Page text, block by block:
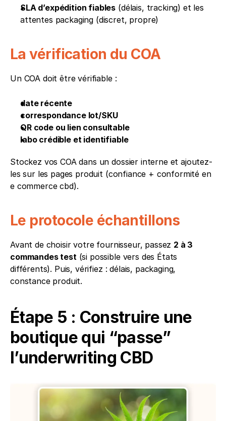
SLA d’expédition fiables (délais, tracking) et les
attentes packaging (discret, propre)
La vérification du COA
Un COA doit être vérifiable :
date récente
correspondance lot/SKU
QR code ou lien consultable
labo crédible et identifiable
Stockez vos COA dans un dossier interne et ajoutez-
les sur les pages produit (confiance + conformité en
e commerce cbd).
Le protocole échantillons
Avant de choisir votre fournisseur, passez 2 à 3
commandes test (si possible vers des États
différents). Puis, vérifiez : délais, packaging,
constance produit.
Étape 5 : Construire une
boutique qui “passe”
l’underwriting CBD